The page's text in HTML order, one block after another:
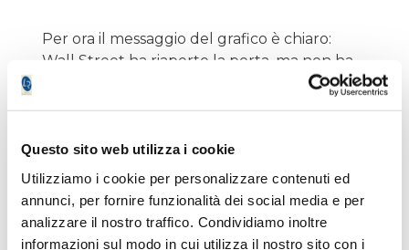
Questo sito web utilizza i cookie
Utilizziamo i cookie per personalizzare contenuti ed
annunci, per fornire funzionalità dei social media e per
analizzare il nostro traffico. Condividiamo inoltre
informazioni sul modo in cui utilizza il nostro sito con i
Per ora il messaggio del grafico è chiaro:
Wall Street ha riaperto la porta, ma non ha
L’autore del presente articolo è iscritto
all’Ordine dei Giornalisti e non detiene gli
strumenti oggetto delle sue analisi.
Il nostro giornale rispetta la Carta dei